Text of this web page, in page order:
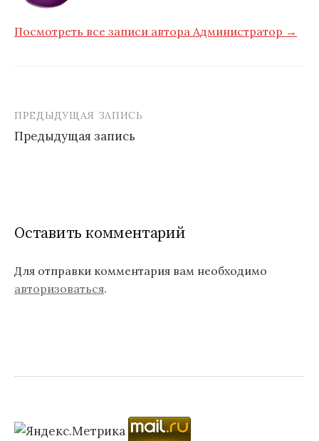
Посмотреть все записи автора Администратор →
Навигация
по
ПРЕДЫДУЩАЯ ЗАПИСЬ
Предыдущая запись
Оставить комментарий
Для отправки комментария вам необходимо
авторизоваться.